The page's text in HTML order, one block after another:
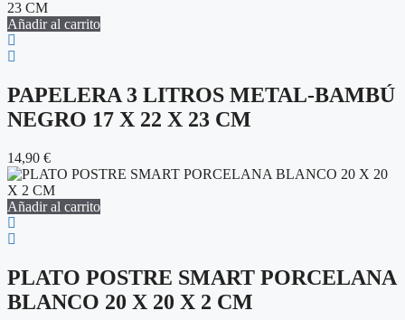
Añadir al carrito
PAPELERA 3 LITROS METAL-BAMBÚ
NEGRO 17 X 22 X 23 CM
14,90 €
Añadir al carrito
PLATO POSTRE SMART PORCELANA
BLANCO 20 X 20 X 2 CM